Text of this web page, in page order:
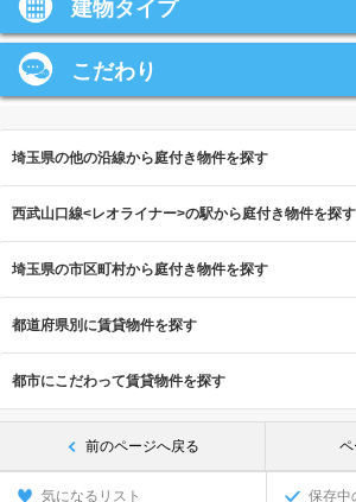
建物タイプ
こだわり
埼玉県の他の沿線から庭付き物件を探す
西武山口線<レオライナー>の駅から庭付き物件を探す
埼玉県の市区町村から庭付き物件を探す
都道府県別に賃貸物件を探す
都市にこだわって賃貸物件を探す
前のページへ戻る ペ
気になるリスト 保存中